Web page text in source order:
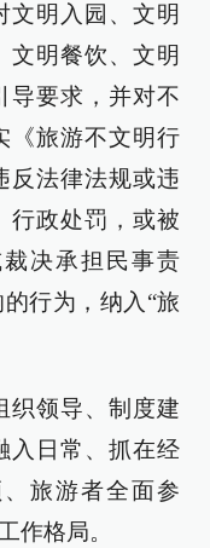
文明入园、文明
文明餐饮、文明
导要求，并对不
《旅游不文明行
反法律法规或违
行政处罚，或被
决承担民事责
行为，纳入“旅
织领导、制度建
入日常、抓在经
旅游者全面参
作格局。